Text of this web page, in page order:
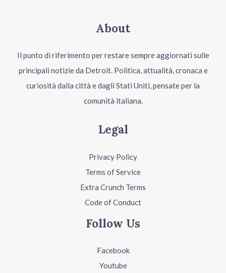
About
Il punto di riferimento per restare sempre aggiornati sulle
principali notizie da Detroit. Politica, attualità, cronaca e
curiosità dalla città e dagli Stati Uniti, pensate per la
comunità italiana.
Legal
Privacy Policy
Terms of Service
Extra Crunch Terms
Code of Conduct
Follow Us
Facebook
Youtube